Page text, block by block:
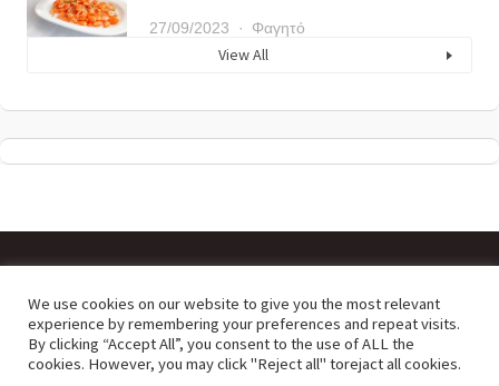
27/09/2023 Φαγητό
View All
powered by Lysiteleia digital
We use cookies on our website to give you the most relevant
experience by remembering your preferences and repeat visits.
By clicking “Accept All”, you consent to the use of ALL the
cookies. However, you may click "Reject all" torejact all cookies.